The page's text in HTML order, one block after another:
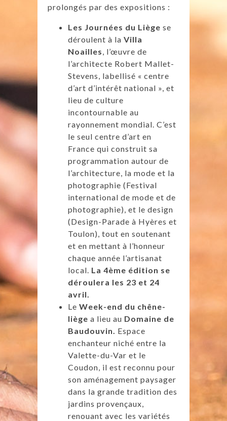
prolongés par des expositions :
Les Journées du Liège se
déroulent à la Villa
Noailles , l’œuvre de
l’architecte Robert Mallet-
Stevens, labellisé « centre
d’art d’intérêt national », et
lieu de culture
incontournable au
rayonnement mondial. C’est
le seul centre d’art en
France qui construit sa
programmation autour de
l’architecture, la mode et la
photographie (Festival
international de mode et de
photographie), et le design
(Design-Parade à Hyères et
Toulon), tout en soutenant
et en mettant à l’honneur
chaque année l’artisanat
local. La 4ème édition se
déroulera les 23 et 24
avril.
Le Week-end du chêne-
liège a lieu au Domaine de
Baudouvin.
Espace
enchanteur niché entre la
Valette-du-Var et le
Coudon, il est reconnu pour
son aménagement paysager
dans la grande tradition des
jardins provençaux,
renouant avec les variétés